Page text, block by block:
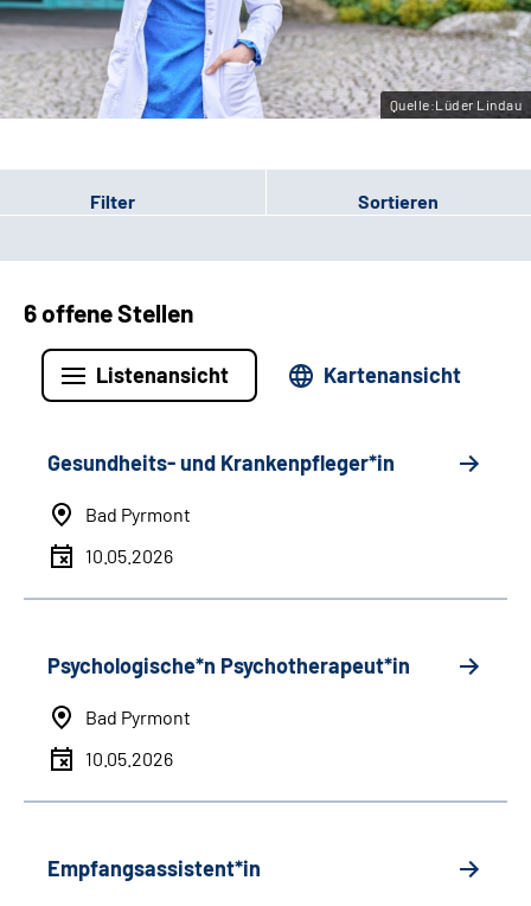
Leichte Sprache
Gebärdensprache
Quelle:Lüder Lindau
Filter Sortieren
6 offene Stellen
Listenansicht Kartenansicht
Gesundheits- und Krankenpfleger*in
Bad Pyrmont
10.05.2026
Psychologische*n Psychotherapeut*in
Bad Pyrmont
10.05.2026
Empfangsassistent*in